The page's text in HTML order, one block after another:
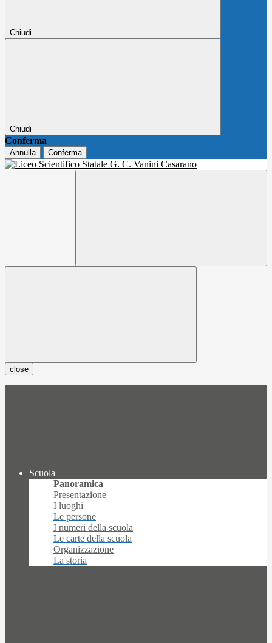
Chiudi
Chiudi
Conferma
Annulla Conferma
close
Scuola
Panoramica
Presentazione
I luoghi
Le persone
I numeri della scuola
Le carte della scuola
Organizzazione
La storia